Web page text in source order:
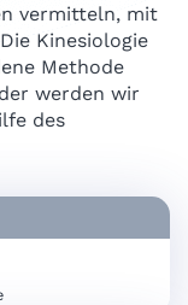
vermitteln, mit
Kinesiologie
Methode
werden wir
des